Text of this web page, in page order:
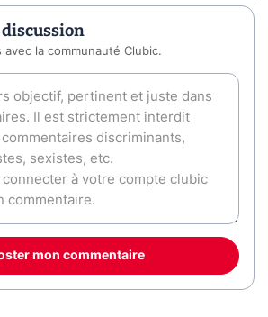
avec la communauté Clubic.
mon commentaire